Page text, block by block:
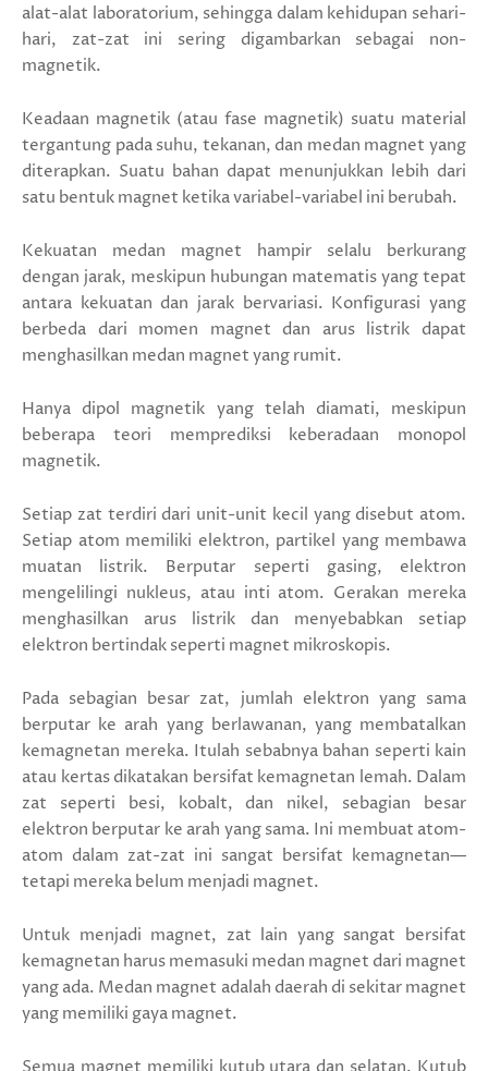
alat-alat laboratorium, sehingga dalam kehidupan sehari-
hari, zat-zat ini sering digambarkan sebagai non-
magnetik.
Keadaan magnetik (atau fase magnetik) suatu material
tergantung pada suhu, tekanan, dan medan magnet yang
diterapkan. Suatu bahan dapat menunjukkan lebih dari
satu bentuk magnet ketika variabel-variabel ini berubah.
Kekuatan medan magnet hampir selalu berkurang
dengan jarak, meskipun hubungan matematis yang tepat
antara kekuatan dan jarak bervariasi. Konfigurasi yang
berbeda dari momen magnet dan arus listrik dapat
menghasilkan medan magnet yang rumit.
Hanya dipol magnetik yang telah diamati, meskipun
beberapa teori memprediksi keberadaan monopol
magnetik.
Setiap zat terdiri dari unit-unit kecil yang disebut atom.
Setiap atom memiliki elektron, partikel yang membawa
muatan listrik. Berputar seperti gasing, elektron
mengelilingi nukleus, atau inti atom. Gerakan mereka
menghasilkan arus listrik dan menyebabkan setiap
elektron bertindak seperti magnet mikroskopis.
Pada sebagian besar zat, jumlah elektron yang sama
berputar ke arah yang berlawanan, yang membatalkan
kemagnetan mereka. Itulah sebabnya bahan seperti kain
atau kertas dikatakan bersifat kemagnetan lemah. Dalam
zat seperti besi, kobalt, dan nikel, sebagian besar
elektron berputar ke arah yang sama. Ini membuat atom-
atom dalam zat-zat ini sangat bersifat kemagnetan—
tetapi mereka belum menjadi magnet.
Untuk menjadi magnet, zat lain yang sangat bersifat
kemagnetan harus memasuki medan magnet dari magnet
yang ada. Medan magnet adalah daerah di sekitar magnet
yang memiliki gaya magnet.